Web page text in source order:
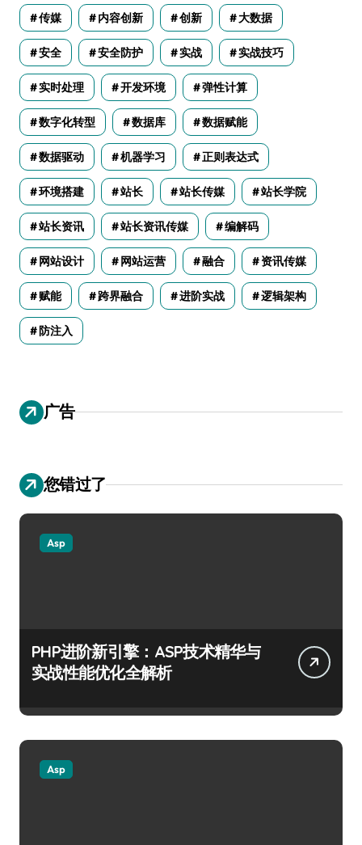
传媒 内容创新 创新 大数据
安全 安全防护 实战 实战技巧
实时处理 开发环境 弹性计算
数字化转型 数据库 数据赋能
数据驱动 机器学习 正则表达式
环境搭建 站长 站长传媒 站长学院
站长资讯 站长资讯传媒 编解码
网站设计 网站运营 融合 资讯传媒
赋能 跨界融合 进阶实战 逻辑架构
防注入
广告
您错过了
Asp
PHP进阶新引擎：ASP技术精华与
实战性能优化全解析
Asp